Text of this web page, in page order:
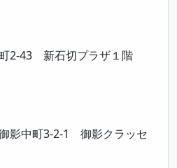
2-43 新石切プラザ１階
影中町3-2-1 御影クラッセ